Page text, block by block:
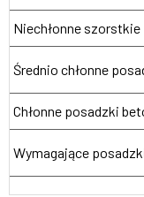
Niechłonne
Średnio chłonne
Chłonne posadzki
Wymagające